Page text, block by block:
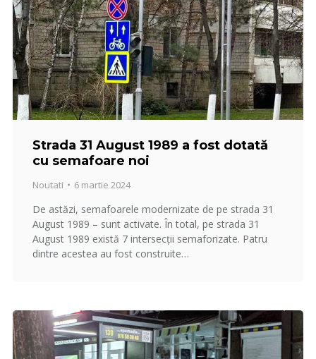
Strada 31 August 1989 a fost dotată
cu semafoare noi
Noutati 6 martie 2024
De astăzi, semafoarele modernizate de pe strada 31
August 1989 – sunt activate. În total, pe strada 31
August 1989 există 7 intersecții semaforizate. Patru
dintre acestea au fost construite…